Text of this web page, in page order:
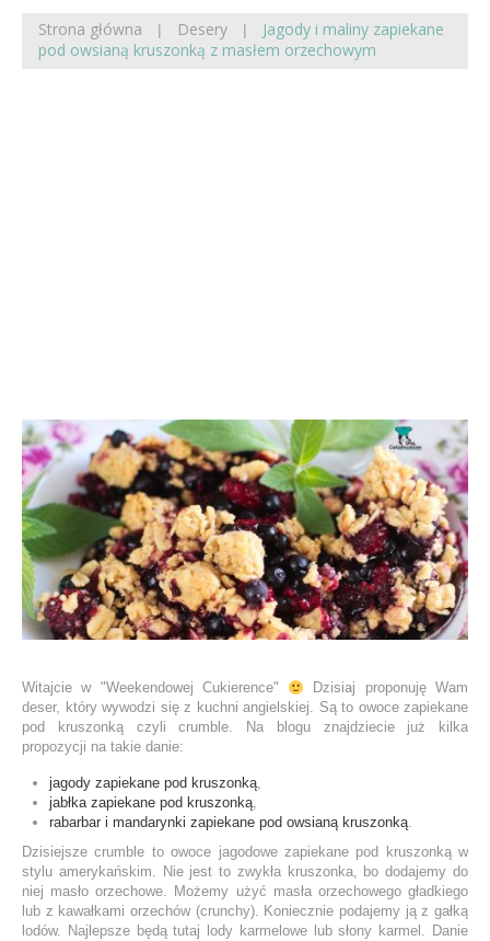
Strona główna Desery
Jagody i maliny zapiekane
pod owsianą kruszonką z masłem orzechowym
Witajcie w "Weekendowej Cukierence"
Dzisiaj proponuję Wam
deser, który wywodzi się z kuchni angielskiej. Są to owoce zapiekane
pod kruszonką czyli crumble. Na blogu znajdziecie już kilka
propozycji na takie danie:
jagody zapiekane pod kruszonką,
jabłka zapiekane pod kruszonką,
rabarbar i mandarynki zapiekane pod owsianą kruszonką.
Dzisiejsze crumble to owoce jagodowe zapiekane pod kruszonką w
stylu amerykańskim. Nie jest to zwykła kruszonka, bo dodajemy do
niej masło orzechowe. Możemy użyć masła orzechowego gładkiego
lub z kawałkami orzechów (crunchy). Koniecznie podajemy ją z gałką
lodów. Najlepsze będą tutaj lody karmelowe lub słony karmel. Danie